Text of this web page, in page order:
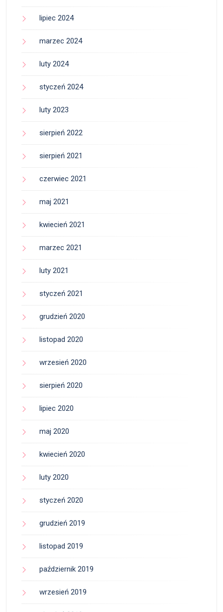
lipiec 2024
marzec 2024
luty 2024
styczeń 2024
luty 2023
sierpień 2022
sierpień 2021
czerwiec 2021
maj 2021
kwiecień 2021
marzec 2021
luty 2021
styczeń 2021
grudzień 2020
listopad 2020
wrzesień 2020
sierpień 2020
lipiec 2020
maj 2020
kwiecień 2020
luty 2020
styczeń 2020
grudzień 2019
listopad 2019
październik 2019
wrzesień 2019